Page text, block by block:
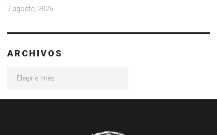
7 agosto, 2026
ARCHIVOS